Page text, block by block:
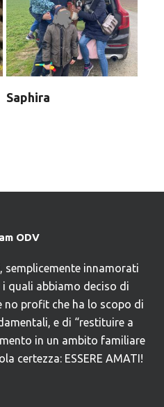
Saphira
ODV
semplicemente innamorati
quali abbiamo deciso di
no profit che ha lo scopo di
e di “restituire a
in un ambito familiare
certezza: ESSERE AMATI!